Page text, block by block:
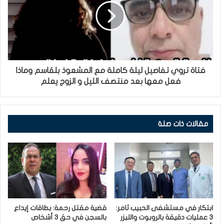
فتاة تروي تفاصيل ليلة كاملة مع المشعوذ بلقاسم وماذا
فعل معها بعد منتصف الليل و الزوج يعلم
مقالات ذات صلة
ابتكار في مستشفى الحبيب ثامر:
3 عمليات دقيقة بالروبوت والليزر
قضية مقتل رحمة: بطاقات إيداع
بالسجن في حق 3 أشخاص